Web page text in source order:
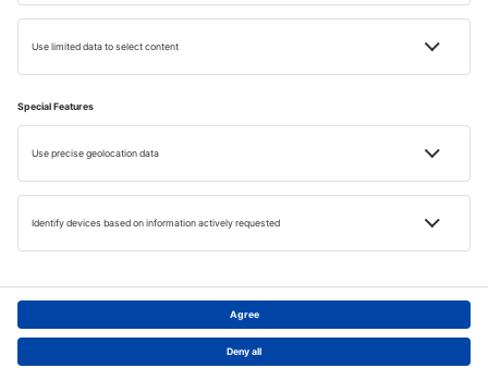
Arome locale ȋn Madrid sau gustul
aventurii ȋn Madeira?
Timp de citire: 6 min
Małgorzata Milian